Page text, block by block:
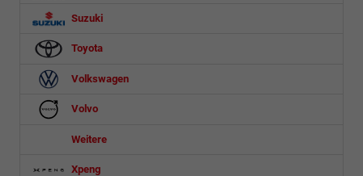
Suzuki
Toyota
Volkswagen
Volvo
Weitere
Xpeng